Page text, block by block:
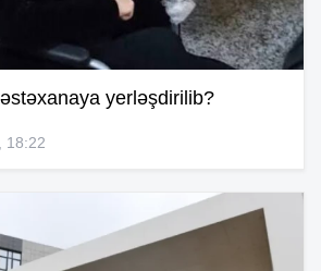
yerləşdirilib?
18:22